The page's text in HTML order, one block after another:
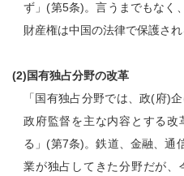
ず」(第5条)。言うまでもなく
財産権は中国の法律で保護され
(2)国有独占分野の改革
「国有独占分野では、政(府)
政府監督を主な内容とする
る」(第7条)。鉄道、金融、通
業が独占してきた分野だが